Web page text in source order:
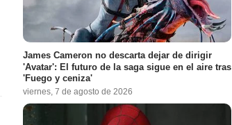
James Cameron no descarta dejar de dirigir
'Avatar': El futuro de la saga sigue en el aire tras
'Fuego y ceniza'
viernes, 7 de agosto de 2026